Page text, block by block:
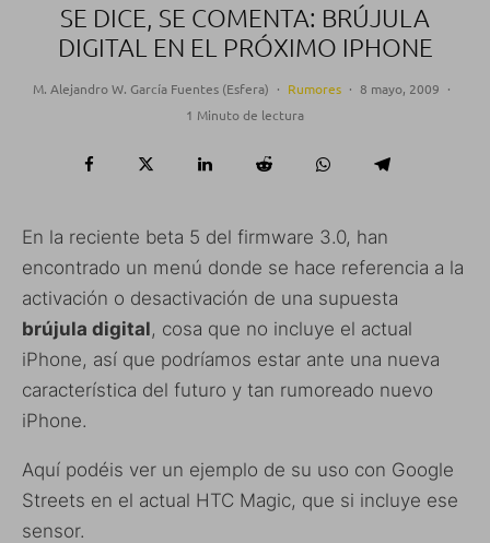
SE DICE, SE COMENTA: BRÚJULA
DIGITAL EN EL PRÓXIMO IPHONE
M. Alejandro W. García Fuentes (Esfera) · Rumores · 8 mayo, 2009 ·
1 Minuto de lectura
En la reciente beta 5 del firmware 3.0, han
encontrado un menú donde se hace referencia a la
activación o desactivación de una supuesta
brújula digital, cosa que no incluye el actual
iPhone, así que podríamos estar ante una nueva
característica del futuro y tan rumoreado nuevo
iPhone.
Aquí podéis ver un ejemplo de su uso con Google
Streets en el actual HTC Magic, que si incluye ese
sensor.